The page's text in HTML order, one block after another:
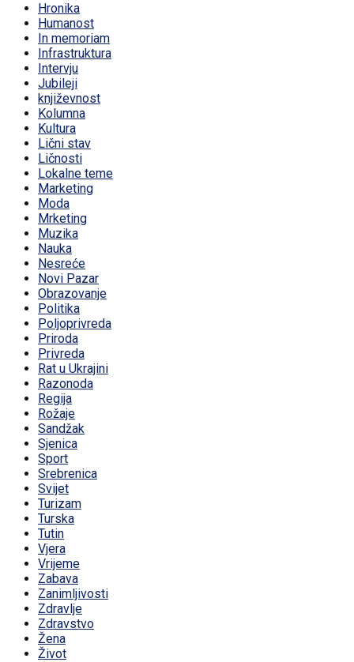
Hronika
Humanost
In memoriam
Infrastruktura
Intervju
Jubileji
književnost
Kolumna
Kultura
Lični stav
Ličnosti
Lokalne teme
Marketing
Moda
Mrketing
Muzika
Nauka
Nesreće
Novi Pazar
Obrazovanje
Politika
Poljoprivreda
Priroda
Privreda
Rat u Ukrajini
Razonoda
Regija
Rožaje
Sandžak
Sjenica
Sport
Srebrenica
Svijet
Turizam
Turska
Tutin
Vjera
Vrijeme
Zabava
Zanimljivosti
Zdravlje
Zdravstvo
Žena
Život